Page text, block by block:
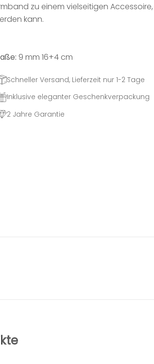
zu einem vielseitigen
kann.
9 mm 16+4 cm
Schneller Versand, Lieferzeit nur 1-2 Tage
Inklusive eleganter Geschenkverpackung
2 Jahre Garantie